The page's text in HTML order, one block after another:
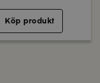
Köp produkt